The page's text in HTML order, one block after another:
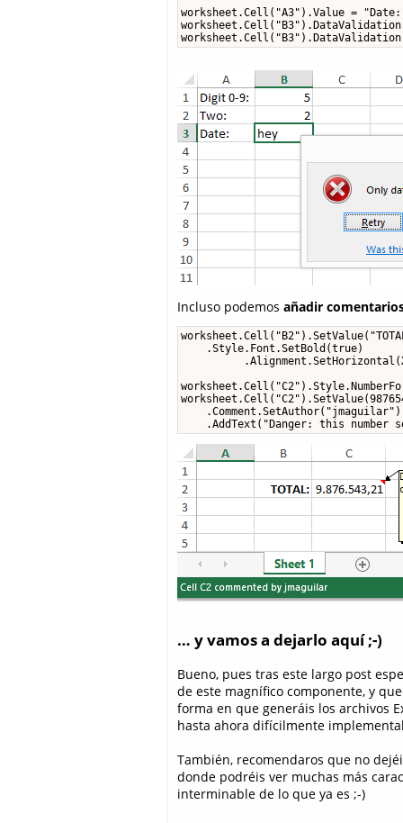
worksheet.Cell("A3").Value =
Incluso podemos añadir
    .Style.Font.SetBold(true)
    .Comment.SetAuthor("jmaguilar")
.AddText("Danger: this number
… y vamos a dejarlo aquí ;-)
Bueno, pues tras este largo post
de este magnífico componente, y
forma en que generáis los archivos
hasta ahora difícilmente
También, recomendaros que no
donde podréis ver muchas más
interminable de lo que ya es ;-)